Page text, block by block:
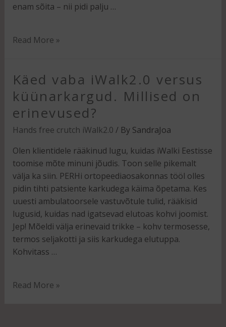
enam sõita – nii pidi palju …
Read More »
Käed vaba iWalk2.0 versus
küünarkargud. Millised on
erinevused?
Hands free crutch iWalk2.0 / By SandraJoa
Olen klientidele rääkinud lugu, kuidas iWalki Eestisse
toomise mõte minuni jõudis. Toon selle pikemalt
välja ka siin. PERHi ortopeediaosakonnas tööl olles
pidin tihti patsiente karkudega käima õpetama. Kes
uuesti ambulatoorsele vastuvõtule tulid, rääkisid
lugusid, kuidas nad igatsevad elutoas kohvi joomist.
Jep! Mõeldi välja erinevaid trikke – kohv termosesse,
termos seljakotti ja siis karkudega elutuppa.
Kohvitass …
Read More »